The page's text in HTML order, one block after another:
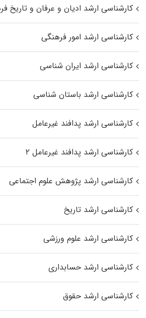
کارشناسی ارشد ادیان و عرفان و تاریخ
کارشناسی ارشد امور فرهنگی
کارشناسی ارشد ایران شناسی
کارشناسی ارشد باستان شناسی
کارشناسی ارشد پدافند غیرعامل
کارشناسی ارشد پدافند غیرعامل ۲
کارشناسی ارشد پژوهش علوم اجتماعی
کارشناسی ارشد تاریخ
کارشناسی ارشد علوم ورزشی
کارشناسی ارشد حسابداری
کارشناسی ارشد حقوق